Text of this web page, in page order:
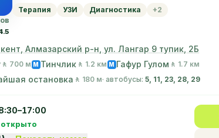
Терапия УЗИ Диагностика +2
Алмазарский р-н, ул. Лангар 9 тупик, 2Б
🚶 700 м M Тинчлик 🚶 1.2 км M Гафур Гулом 🚶 1.7 км
остановка 🚶 180 м· автобусы: 5, 11, 23, 28, 29
открыто